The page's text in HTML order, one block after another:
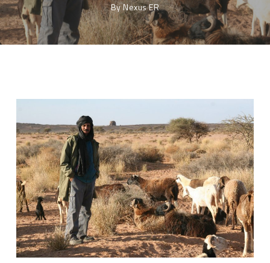
ByNexus ER